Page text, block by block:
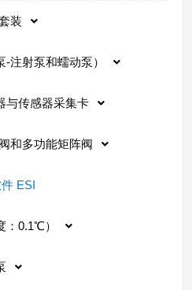
装
注射泵和蠕动泵）
与传感器采集卡
和多功能矩阵阀
ESI
：0.1℃）